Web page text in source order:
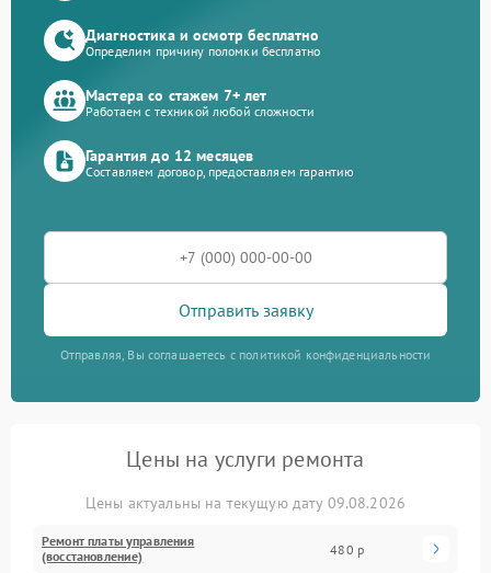
Диагностика и осмотр бесплатно
Определим причину поломки бесплатно
Мастера со стажем 7+ лет
Работаем с техникой любой сложности
Гарантия до 12 месяцев
Составляем договор, предоставляем гарантию
Отправить заявку
Отправляя, Вы соглашаетесь с политикой конфиденциальности
Цены на услуги ремонта
Цены актуальны на текущую дату 09.08.2026
Ремонт платы управления
(восстановление)
480 р